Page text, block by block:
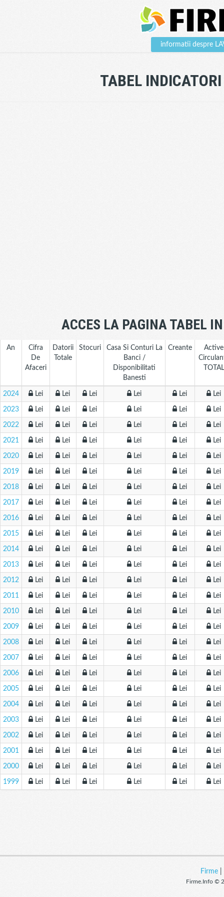
informatii despre
TABEL
ACCES LA PAGINA TABEL
An
Cifra
De
Afaceri
Datorii
Totale
Stocuri
Casa Si Conturi La
Banci /
Disponibilitati
Banesti
Creante
Active
TOTAL
2024 Lei Lei Lei Lei Lei Lei
2023 Lei Lei Lei Lei Lei Lei
2022 Lei Lei Lei Lei Lei Lei
2021 Lei Lei Lei Lei Lei Lei
2020 Lei Lei Lei Lei Lei Lei
2019 Lei Lei Lei Lei Lei Lei
2018 Lei Lei Lei Lei Lei Lei
2017 Lei Lei Lei Lei Lei Lei
2016 Lei Lei Lei Lei Lei Lei
2015 Lei Lei Lei Lei Lei Lei
2014 Lei Lei Lei Lei Lei Lei
2013 Lei Lei Lei Lei Lei Lei
2012 Lei Lei Lei Lei Lei Lei
2011 Lei Lei Lei Lei Lei Lei
2010 Lei Lei Lei Lei Lei Lei
2009 Lei Lei Lei Lei Lei Lei
2008 Lei Lei Lei Lei Lei Lei
2007 Lei Lei Lei Lei Lei Lei
2006 Lei Lei Lei Lei Lei Lei
2005 Lei Lei Lei Lei Lei Lei
2004 Lei Lei Lei Lei Lei Lei
2003 Lei Lei Lei Lei Lei Lei
2002 Lei Lei Lei Lei Lei Lei
2001 Lei Lei Lei Lei Lei Lei
2000 Lei Lei Lei Lei Lei Lei
1999 Lei Lei Lei Lei Lei Lei
Firme
Firme.Info ©